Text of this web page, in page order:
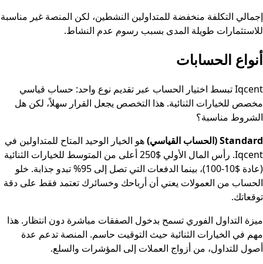
إجمالي التكلفة منخفضة للمتداولين النشطين، لكن المنصة غير مناسبة
للاستثمارات طويلة المدى بسبب رسوم عدم النشاط.
أنواع الحسابات
Iqcent تبسط اختيار الحساب عبر تقديم نوع واحد: حساب قياسي
مخصص للخيارات الثنائية. هذا التخصص يجعل القرار سهلاً، لكن هل
الشروط مناسبة؟
Standard (الحساب القياسي)
هو الخيار الوحيد المتاح للمتداولين في
Iqcent. رأس المال الأولي $250 أعلى من المتوسط للخيارات الثنائية
(عادة $10-100)، بينما الدفعات التي تصل إلى 95% تبدو جذابة. خلو
الحساب من العمولات يعني أن أرباحك وخسائرك تعتمد فقط على دقة
توقعاتك.
ميزة التداول الفوري تسمح بدخول الصفقات مباشرة دون انتظار. هذا
مهم في الخيارات الثنائية حيث التوقيت حاسم. المنصة تدعم عدة
أصول للتداول، من أزواج العملات إلى المؤشرات والسلع.